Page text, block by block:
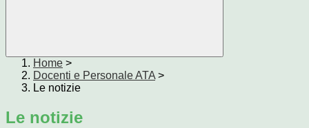
Home >
Docenti e Personale ATA >
Le notizie
Le notizie